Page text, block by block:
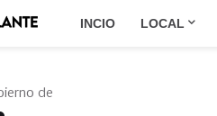
INCIO LOCAL
de